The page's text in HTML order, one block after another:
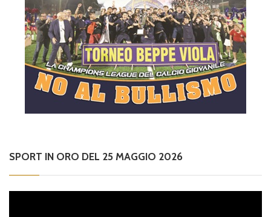
SPORT IN ORO DEL 25 MAGGIO 2026